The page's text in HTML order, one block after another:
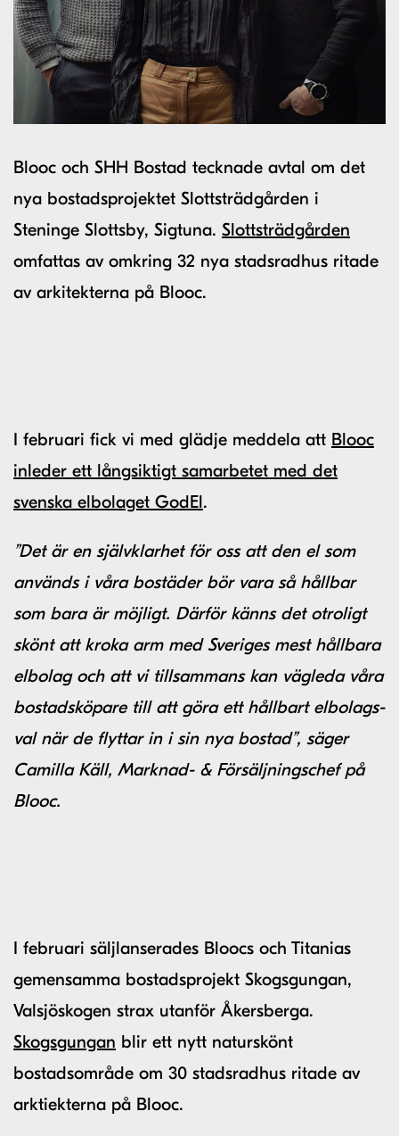
Blooc och SHH Bostad tecknade avtal om det
nya bostadsprojektet Slottsträdgården i
Steninge Slottsby, Sigtuna. Slottsträdgården
omfattas av omkring 32 nya stadsradhus ritade
av arkitekterna på Blooc.
I februari fick vi med glädje meddela att Blooc
inleder ett långsiktigt samarbetet med det
svenska elbolaget GodEl.
”Det är en självklarhet för oss att den el som
används i våra bostäder bör vara så hållbar
som bara är möjligt. Därför känns det otroligt
skönt att kroka arm med Sveriges mest hållbara
elbolag och att vi tillsammans kan vägleda våra
bostadsköpare till att göra ett hållbart elbolags-
val när de flyttar in i sin nya bostad”, säger
Camilla Käll, Marknad- & Försäljningschef på
Blooc.
I februari säljlanserades Bloocs och Titanias
gemensamma bostadsprojekt Skogsgungan,
Valsjöskogen strax utanför Åkersberga.
Skogsgungan blir ett nytt naturskönt
bostadsområde om 30 stadsradhus ritade av
arktiekterna på Blooc.